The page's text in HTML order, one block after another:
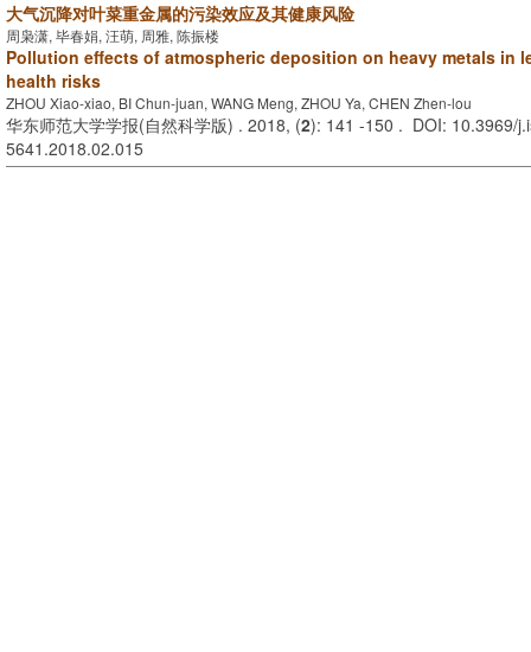
大气沉降对叶菜重金属的污染效应及其健康风险
周枭潇, 毕春娟, 汪萌, 周雅, 陈振楼
Pollution effects of atmospheric deposition on heavy metals in
health risks
ZHOU Xiao-xiao, BI Chun-juan, WANG Meng, ZHOU Ya, CHEN Zhen-lou
华东师范大学学报(自然科学版) . 2018, (2): 141 -150 . DOI: 10.3969/
5641.2018.02.015